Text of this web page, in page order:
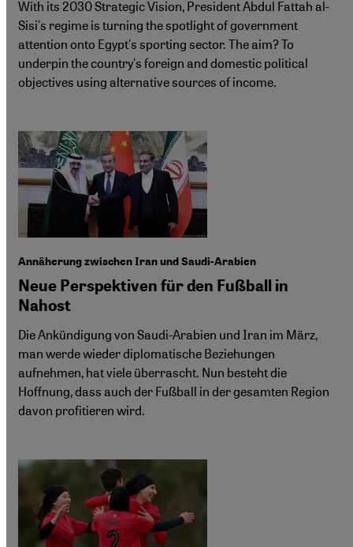
With its 2030 Strategic Vision, President Abdul Fattah al-
Sisi's regime is turning the spotlight of government
attention onto Egypt's sporting sector. The aim? To
underpin the country's foreign and domestic political
objectives using alternative sources of income.
Annäherung zwischen Iran und Saudi-Arabien
Neue Perspektiven für den Fußball in
Nahost
Die Ankündigung von Saudi-Arabien und Iran im März,
man werde wieder diplomatische Beziehungen
aufnehmen, hat viele überrascht. Nun besteht die
Hoffnung, dass auch der Fußball in der gesamten Region
davon profitieren wird.